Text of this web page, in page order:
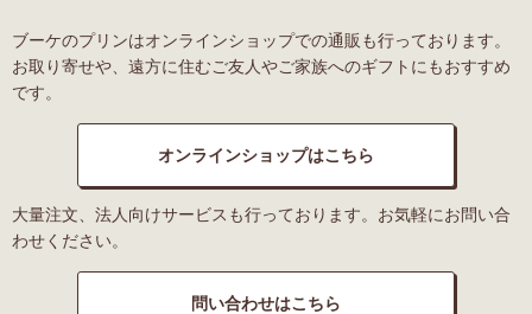
ブーケのプリンはオンラインショップでの通販も行っております。
お取り寄せや、遠方に住むご友人やご家族へのギフトにもおすすめ
です。
オンラインショップはこちら
大量注文、法人向けサービスも行っております。お気軽にお問い合
わせください。
問い合わせはこちら